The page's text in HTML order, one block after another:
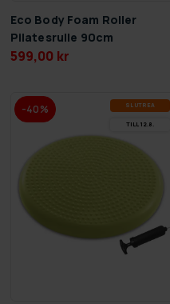
Eco Body Foam Roller
Pilatesrulle 90cm
599,00 kr
-40% SLUT­REA
TILL 12.8.